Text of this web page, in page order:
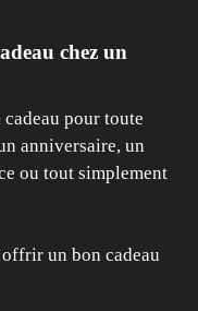
chez un
pour toute
anniversaire, un
ou tout simplement
un bon cadeau